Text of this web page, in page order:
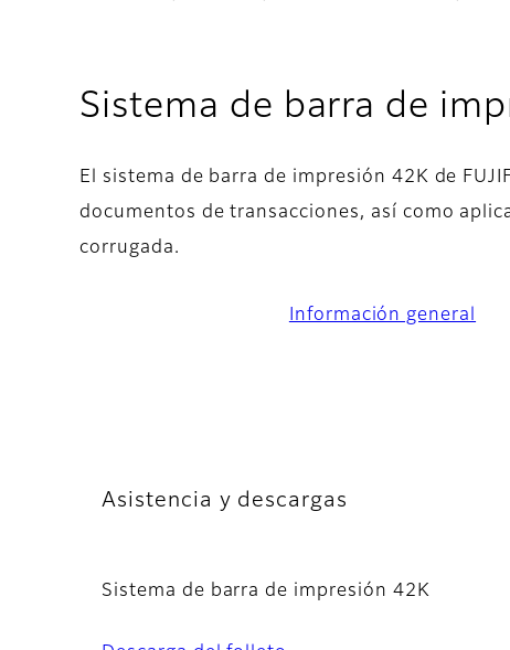
Sistema de barra de
El sistema de barra de impresión 42K de
documentos de transacciones, así como
corrugada.
Información general
Asistencia y descargas
Sistema de barra de impresión 42K